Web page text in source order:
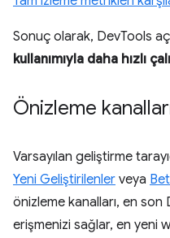
Sonuç olarak, DevTools
kullanımıyla daha hızlı
Önizleme
Varsayılan geliştirme
Yeni Geliştirilenler veya
önizleme kanalları, en
erişmenizi sağlar, en yeni